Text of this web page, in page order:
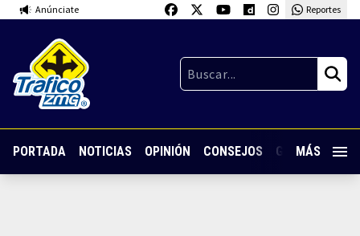
Anúnciate Reportes
PORTADA NOTICIAS OPINIÓN CONSEJOS GUARDIA
MÁS